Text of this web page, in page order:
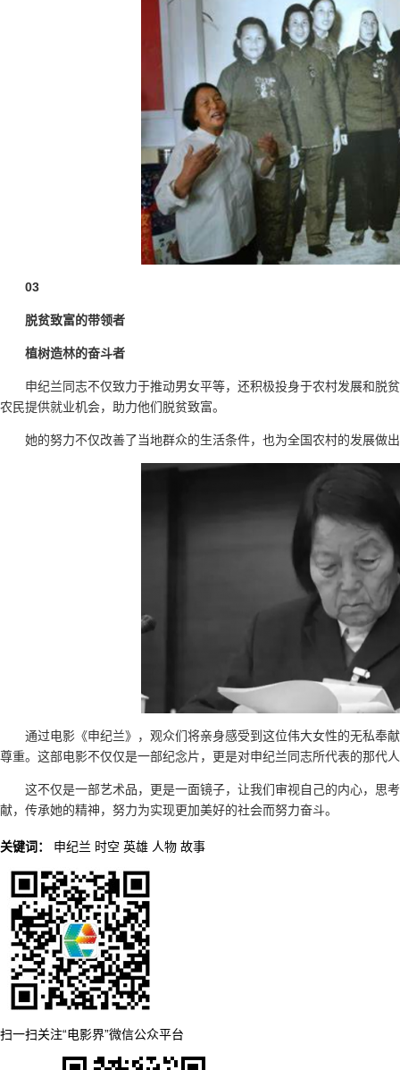
03
脱贫致富的带领者
植树造林的奋斗者
申纪兰同志不仅致力于推动男女平等，还积极投身于农村发展和脱
农民提供就业机会，助力他们脱贫致富。
她的努力不仅改善了当地群众的生活条件，也为全国农村的发展做
通过电影《申纪兰》，观众们将亲身感受到这位伟大女性的无私奉
尊重。这部电影不仅仅是一部纪念片，更是对申纪兰同志所代表的那代
这不仅是一部艺术品，更是一面镜子，让我们审视自己的内心，思
献，传承她的精神，努力为实现更加美好的社会而努力奋斗。
关键词： 申纪兰 时空 英雄 人物 故事
扫一扫关注“电影界”微信公众平台